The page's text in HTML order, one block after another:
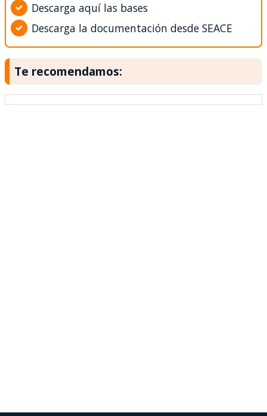
Descarga aquí las bases
Descarga la documentación desde SEACE
Te recomendamos: